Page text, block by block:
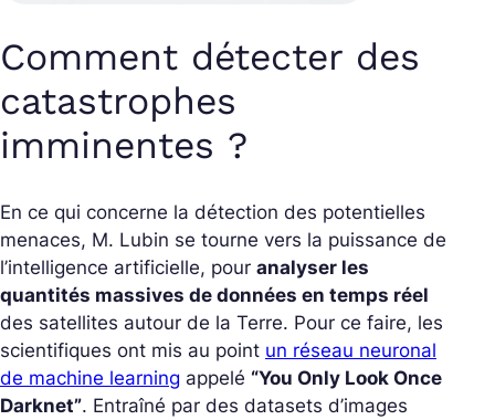
Comment détecter des
catastrophes
imminentes ?
En ce qui concerne la détection des potentielles
menaces, M. Lubin se tourne vers la puissance de
l’intelligence artificielle, pour analyser les
quantités massives de données en temps réel
des satellites autour de la Terre. Pour ce faire, les
scientifiques ont mis au point un réseau neuronal
de machine learning appelé “You Only Look Once
Darknet”. Entraîné par des datasets d’images